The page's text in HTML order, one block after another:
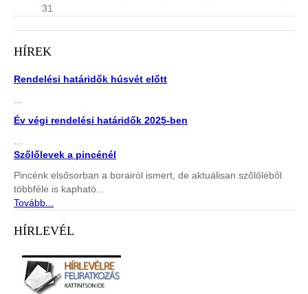
31
HÍREK
Rendelési határidők húsvét előtt
Év végi rendelési határidők 2025-ben
Szőlőlevek a pincénél
Pincénk elsősorban a borairól ismert, de aktuálisan szőlőléből
többféle is kapható...
Tovább...
HÍRLEVÉL